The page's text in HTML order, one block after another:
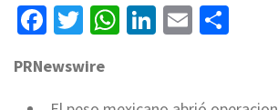
Facebook
Twitter
WhatsApp
LinkedIn
Email
PRNewswire